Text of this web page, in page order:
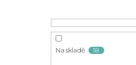
Na skladě 18